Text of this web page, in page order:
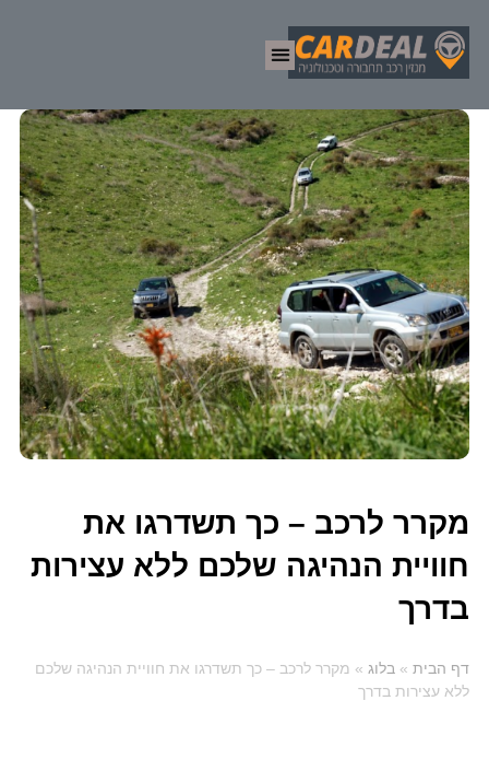
מקרר לרכב – כך תשדרגו את
חוויית הנהיגה שלכם ללא עצירות
בדרך
דף הבית » בלוג » מקרר לרכב – כך תשדרגו את חוויית הנהיגה שלכם
ללא עצירות בדרך